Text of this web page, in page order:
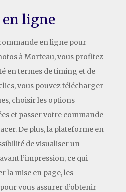
en ligne
en ligne pour
à Morteau, vous profitez
en termes de timing et de
vous pouvez télécharger
choisir les options
et passer votre commande
De plus, la plateforme en
de visualiser un
l’impression, ce qui
la mise en page, les
vous assurer d’obtenir